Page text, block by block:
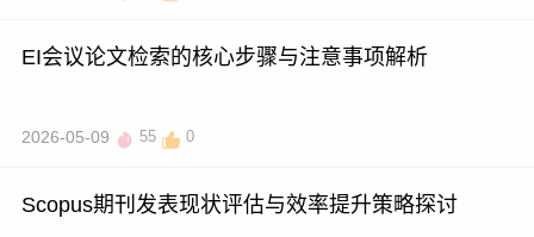
EI会议论文检索的核心步骤与注意事项解析
2026-05-09 55 0
Scopus期刊发表现状评估与效率提升策略探讨